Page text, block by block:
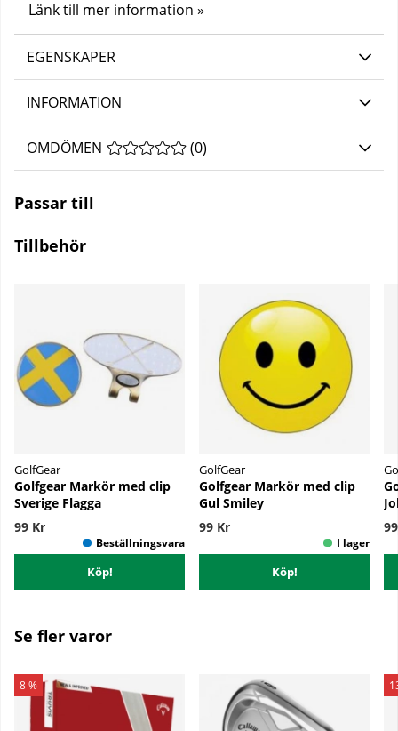
Länk till mer information »
EGENSKAPER
INFORMATION
OMDÖMEN MEDELBETYG 0 AV 5 ANTAL BETYG 0
(0)
Passar till
Tillbehör
GolfGear
Golfgear Markör med clip
Sverige Flagga
99 Kr
Köp!
GolfGear
Golfgear Markör med clip
Gul Smiley
99 Kr
Köp!
Se fler varor
8 %